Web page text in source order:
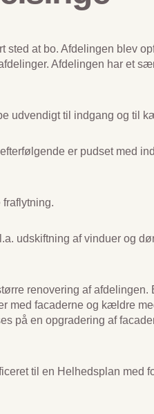
at bo. Afdelingen blev
Afdelingen har et
udvendigt til indgang og til
er pudset med
fraflytning.
udskiftning af vinduer og
renovering af
med facaderne og kældre
på en opgradering af
til en Helhedsplan med